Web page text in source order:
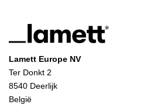
Lamett Europe NV
Ter Donkt 2
8540 Deerlijk
België